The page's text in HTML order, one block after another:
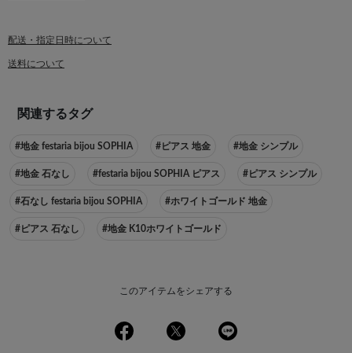
配送・指定日時について
送料について
関連するタグ
#地金 festaria bijou SOPHIA #ピアス 地金 #地金 シンプル
#地金 石なし #festaria bijou SOPHIA ピアス #ピアス シンプル
#石なし festaria bijou SOPHIA #ホワイトゴールド 地金
#ピアス 石なし #地金 K10ホワイトゴールド
このアイテムをシェアする